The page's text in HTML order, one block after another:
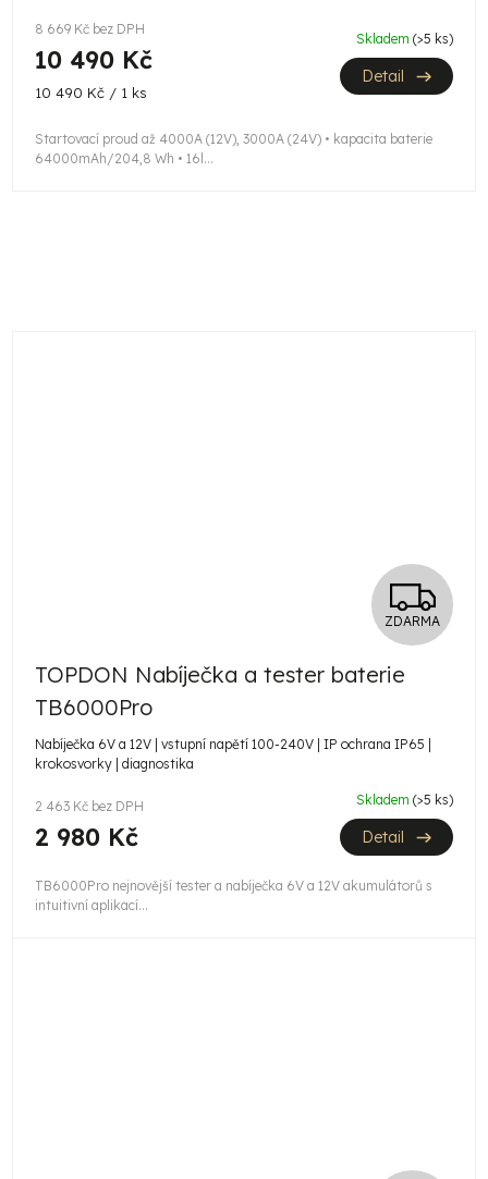
M
A
8 669 Kč bez DPH
10 490 Kč
Měrná
10 490 Kč / 1 ks
Skladem (>5 ks)
Detail
Startovací proud až 4000A (12V), 3000A (24V) • kapacita baterie
64000mAh/204,8 Wh • 16l...
Z
D
A
ZDARMA
TOPDON Nabíječka a tester baterie
TB6000Pro
Nabíječka 6V a 12V | vstupní napětí 100-240V | IP ochrana IP65 |
krokosvorky | diagnostika
2 463 Kč bez DPH
2 980 Kč
Skladem (>5 ks)
Detail
TB6000Pro nejnovější tester a nabíječka 6V a 12V akumulátorů s
intuitivní aplikací...